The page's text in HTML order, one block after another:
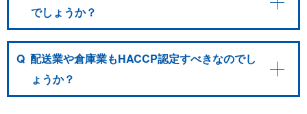
でしょうか？
Q 配送業や倉庫業もHACCP認定すべきなのでし
ょうか？